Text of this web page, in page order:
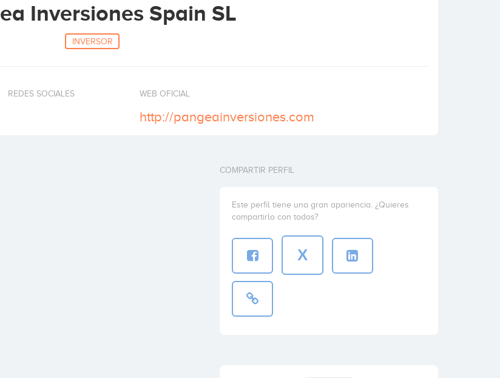
Inversiones Spain SL
INVERSOR
REDES SOCIALES WEB OFICIAL
http://pangeainversiones.com
COMPARTIR PERFIL
Este perfil tiene una gran apariencia. ¿Quieres
compartirlo con todos?
X